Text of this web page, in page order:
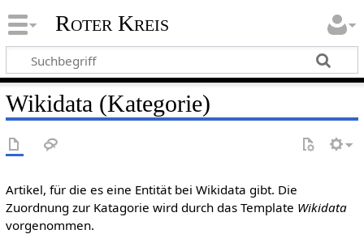
Roter Kreis
Wikidata (Kategorie)
Artikel, für die es eine Entität bei Wikidata gibt. Die
Zuordnung zur Katagorie wird durch das Template Wikidata
vorgenommen.